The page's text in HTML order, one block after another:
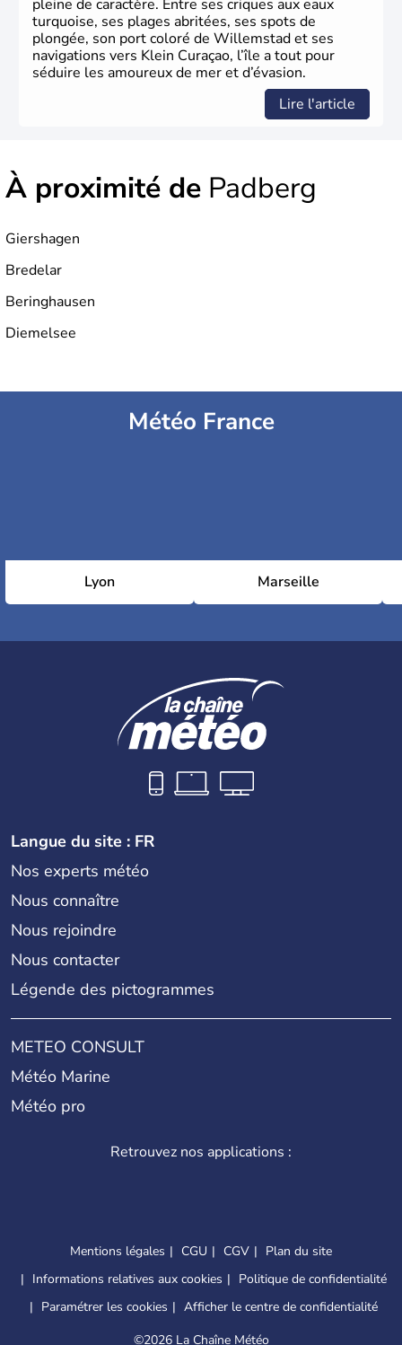
pleine de caractère. Entre ses criques aux eaux
turquoise, ses plages abritées, ses spots de
plongée, son port coloré de Willemstad et ses
navigations vers Klein Curaçao, l’île a tout pour
séduire les amoureux de mer et d’évasion.
Lire l'article
À proximité de Padberg
Giershagen
Bredelar
Beringhausen
Diemelsee
Météo France
Lyon Marseille
Langue du site : FR
Nos experts météo
Nous connaître
Nous rejoindre
Nous contacter
Légende des pictogrammes
METEO CONSULT
Météo Marine
Météo pro
Retrouvez nos applications :
Mentions légales CGU CGV
Plan du site
Informations relatives aux cookies
Politique de confidentialité
Paramétrer les cookies
Afficher le centre de confidentialité
©2026 La Chaîne Météo